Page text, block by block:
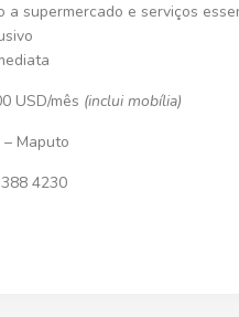
a supermercado e serviços
USD/mês (inclui mobília)
Maputo
4230